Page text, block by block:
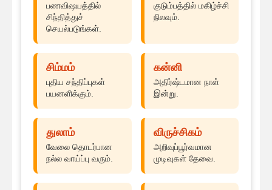
பணவிஷயத்தில்
சிந்தித்துச்
செயல்படுங்கள்.
குடும்பத்தில் மகிழ்ச்சி
நிலவும்.
சிம்மம்
புதிய சந்திப்புகள்
பயனளிக்கும்.
கன்னி
அதிர்ஷ்டமான நாள்
இன்று.
துலாம்
வேலை தொடர்பான
நல்ல வாய்ப்பு வரும்.
விருச்சிகம்
அறிவுப்பூர்வமான
முடிவுகள் தேவை.